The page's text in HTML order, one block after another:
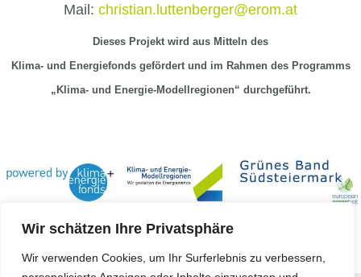
Wir schätzen Ihre Privatsphäre
Wir verwenden Cookies, um Ihr Surferlebnis zu verbessern,
Mail: christian.luttenberger@erom.at
Dieses Projekt wird aus Mitteln des
Klima- und Energiefonds gefördert und im Rahmen des Programms
„Klima- und Energie-Modellregionen“ durchgeführt.